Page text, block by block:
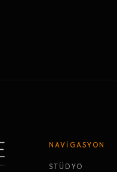
NAVİGASYON
STÜDYO